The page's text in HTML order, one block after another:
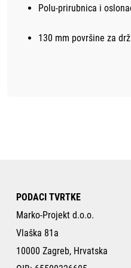
Polu-prirubnica i
130 mm površine za
PODACI TVRTKE
Marko-Projekt d.o.o.
Vlaška 81a
10000 Zagreb, Hrvatska